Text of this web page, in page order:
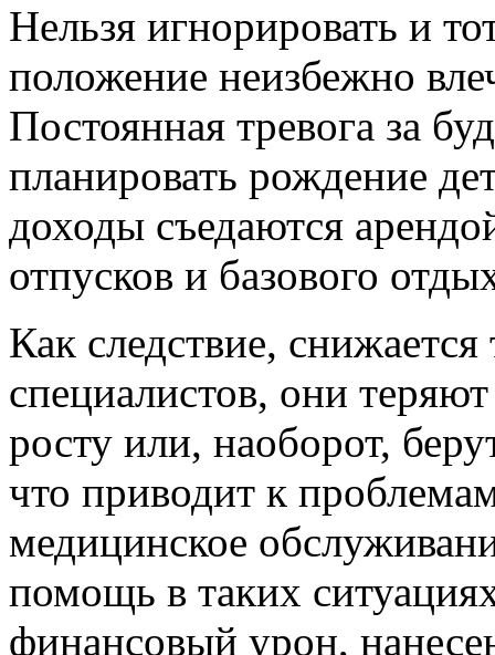
Нельзя игнорировать и
положение неизбежно
Постоянная тревога за
планировать рождение
доходы съедаются
отпусков и базового
Как следствие,
специалистов, они
росту или, наоборот,
что приводит к
медицинское
помощь в таких
финансовый урон,